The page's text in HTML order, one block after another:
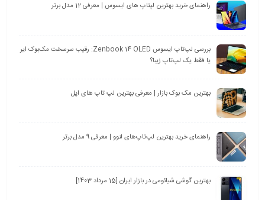
راهنمای خرید بهترین لپتاپ های ایسوس | معرفی 12 مدل برتر
بررسی لپ‌تاپ ایسوس Zenbook 14 OLED: رقیب سرسخت مک‌بوک ایر
یا فقط یک لپ‌تاپ زیبا؟
بهترین مک بوک بازار | معرفی بهترین لپ تاپ های اپل
راهنمای خرید بهترین لپ‌تاپ‌های لنوو | معرفی 9 مدل برتر
بهترین گوشی شیائومی در بازار ایران [15 مرداد 1403]